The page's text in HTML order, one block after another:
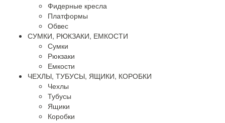
Фидерные кресла
Платформы
Обвес
СУМКИ, РЮКЗАКИ, ЕМКОСТИ
Сумки
Рюкзаки
Емкости
ЧЕХЛЫ, ТУБУСЫ, ЯЩИКИ, КОРОБКИ
Чехлы
Тубусы
Ящики
Коробки